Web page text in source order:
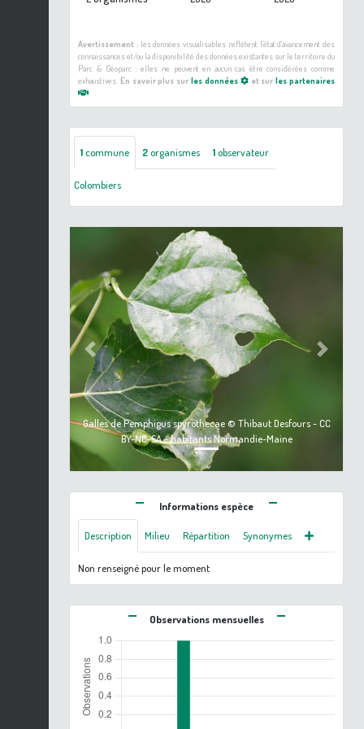
Avertissement :les données visualisables reflètent l'état d'avancement des
connaissances et/ou la disponibilité des données existantes sur le territoire du
Parc & Géoparc : elles ne peuvent en aucun cas être considérées comme
exhaustives. En savoir plus sur les données et surles partenaires
1commune 2organismes 1observateur
Colombiers
Galles de Pemphigus spyrothecae © Thibaut Desfours - CC
BY-NC-SA - habitants Normandie-Maine
Previous Next
Informations espèce
Description Milieu Répartition Synonymes
Non renseigné pour le moment
Observations mensuelles